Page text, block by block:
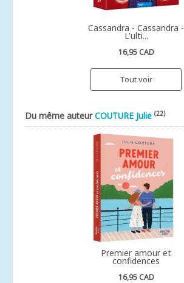
Cassandra - Cassandra -
L'ulti...
16,95 CAD
Tout voir
Du même auteurCOUTURE Julie (22)
Premier amour et
confidences
16,95 CAD